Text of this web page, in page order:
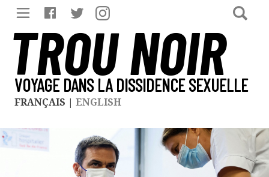
TROU NOIR
VOYAGE DANS LA DISSIDENCE SEXUELLE
FRANÇAIS | ENGLISH